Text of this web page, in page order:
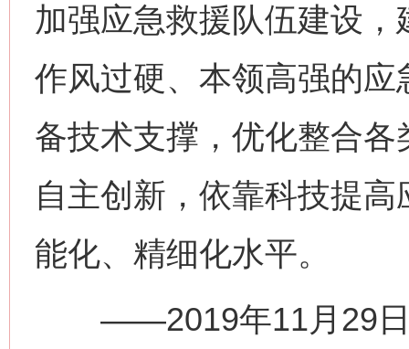
加强应急救援队伍建设
作风过硬、本领高强的
备技术支撑，优化整合
自主创新，依靠科技提
能化、精细化水平。
——2019年11月29日